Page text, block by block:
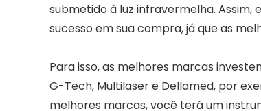
submetido à luz infravermelha.
sucesso em sua compra, já que as
Para isso, as melhores marcas
G-Tech, Multilaser e Dellamed, por
melhores marcas, você terá um